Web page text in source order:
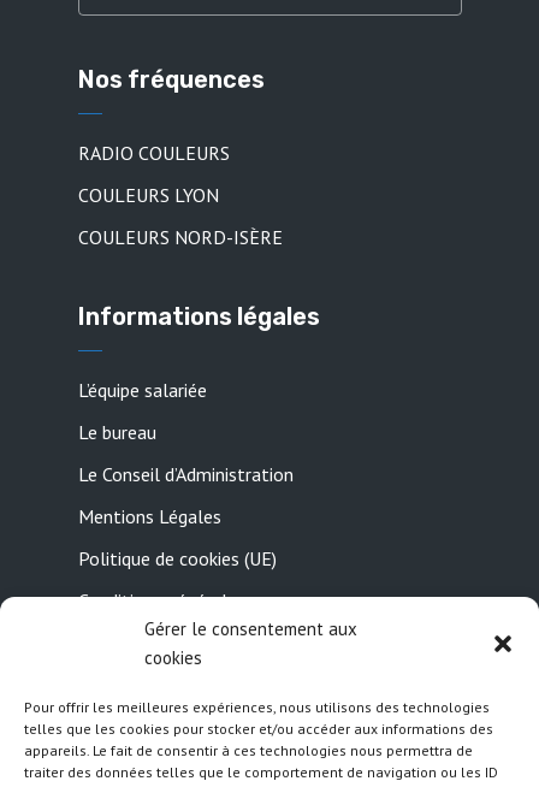
Gérer le consentement aux
cookies
Pour offrir les meilleures expériences, nous utilisons des technologies
telles que les cookies pour stocker et/ou accéder aux informations des
appareils. Le fait de consentir à ces technologies nous permettra de
traiter des données telles que le comportement de navigation ou les ID
Nos fréquences
RADIO COULEURS
COULEURS LYON
COULEURS NORD-ISÈRE
Informations légales
L’équipe salariée
Le bureau
Le Conseil d’Administration
Mentions Légales
Politique de cookies (UE)
Conditions générales
Contactez-nous
Suivez nous